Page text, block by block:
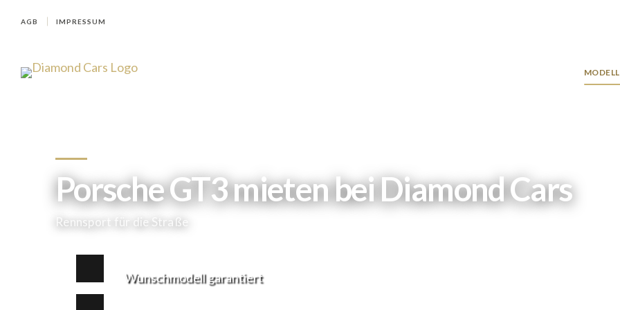
AGB IMPRESSUM
Porsche GT3 mieten bei Diamond Cars
Rennsport für die Straße
Wunschmodell garantiert